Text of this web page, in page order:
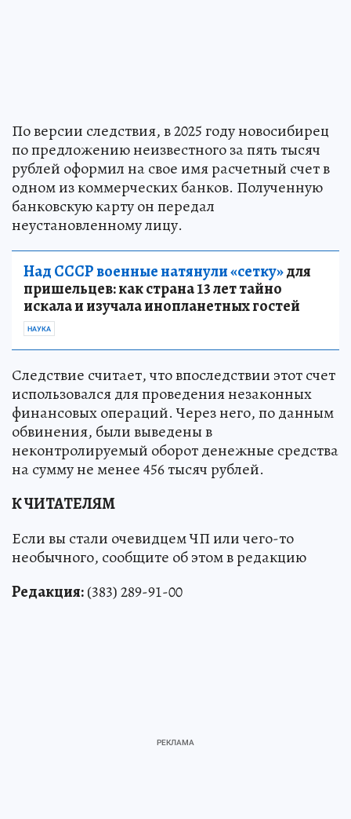
По версии следствия, в 2025 году новосибирец
по предложению неизвестного за пять тысяч
рублей оформил на свое имя расчетный счет в
одном из коммерческих банков. Полученную
банковскую карту он передал
неустановленному лицу.
Над СССР военные натянули «сетку»для
пришельцев: как страна 13 лет тайно
искала и изучала инопланетных гостей
НАУКА
Следствие считает, что впоследствии этот счет
использовался для проведения незаконных
финансовых операций. Через него, по данным
обвинения, были выведены в
неконтролируемый оборот денежные средства
на сумму не менее 456 тысяч рублей.
К ЧИТАТЕЛЯМ
Если вы стали очевидцем ЧП или чего-то
необычного, сообщите об этом в редакцию
Редакция:(383) 289-91-00